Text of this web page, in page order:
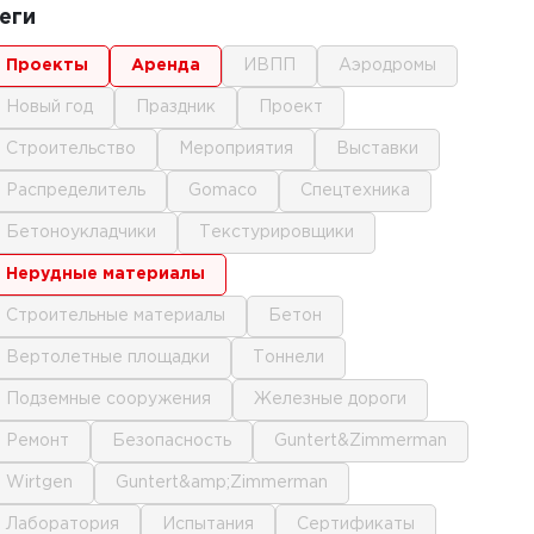
проекты аренда ИВПП аэродромы
новый год праздник проект
строительство мероприятия выставки
распределитель gomaco спецтехника
бетоноукладчики текстурировщики
нерудные материалы
строительные материалы бетон
вертолетные площадки тоннели
подземные сооружения железные дороги
ремонт безопасность Guntert&Zimmerman
Wirtgen Guntert&amp;Zimmerman
лаборатория испытания сертификаты